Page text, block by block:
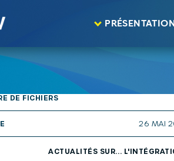
PRÉSENTATION
Actualités sur… n° 99 : Les
DE FICHIERS
26 MAI
ACTUALITÉS SUR...
des cookies